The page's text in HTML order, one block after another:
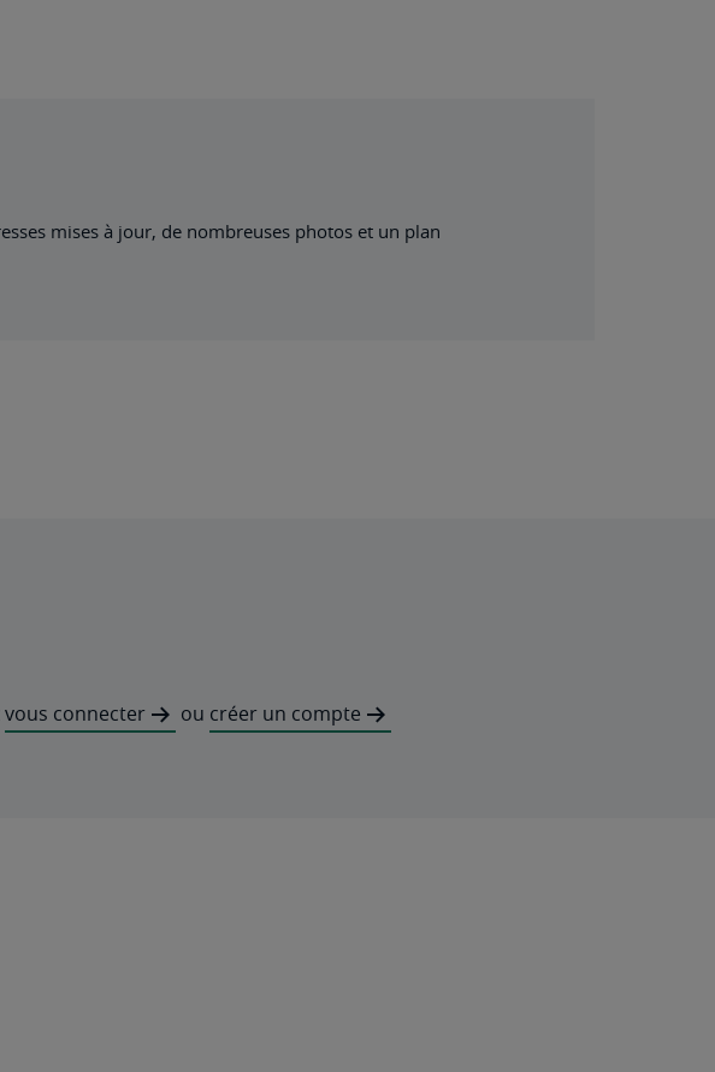
mises à jour, de nombreuses photos et un plan
vous connecter ou créer un compte